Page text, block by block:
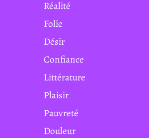
Réalité
Folie
Désir
Confiance
Littérature
Plaisir
Pauvreté
Douleur